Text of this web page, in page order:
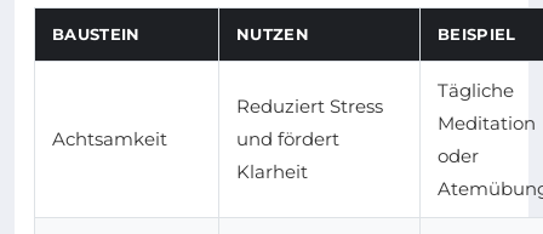
BAUSTEIN NUTZEN BEISPIEL
Achtsamkeit
Reduziert Stress
und fördert
Klarheit
Tägliche
Meditation
oder